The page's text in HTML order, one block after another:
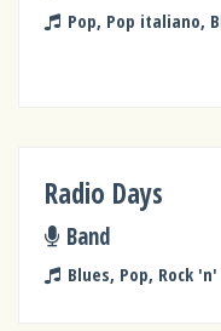
Pop, Pop italiano,
Radio Days
Band
Blues, Pop, Rock